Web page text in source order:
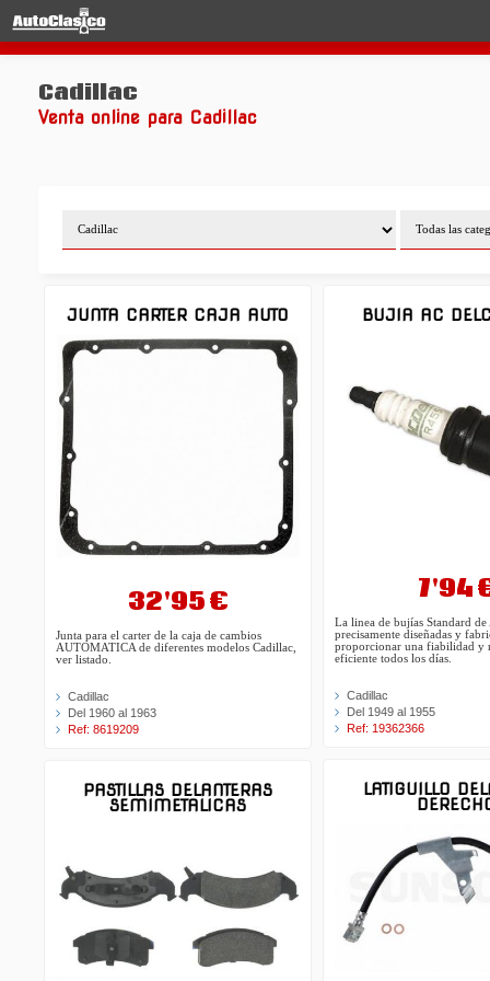
INICIO RECAMBIOS
Cadillac
Venta online para Cadillac
JUNTA CARTER CAJA AUTO
32'95 €
Junta para el carter de la caja de cambios
AUTOMATICA de diferentes modelos Cadillac,
ver listado.
Cadillac
Del 1960 al 1963
Ref: 8619209
PASTILLAS DELANTERAS
SEMIMETALICAS
BUJIA AC
7'94
La linea de bujías Standard de
precisamente diseñadas y
proporcionar una fiabilidad y
eficiente todos los días.
Cadillac
Del 1949 al 1955
Ref: 19362366
LATIGUILLO